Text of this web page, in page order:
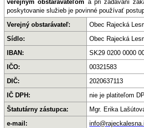
verejným obstarávateľom a pri zadávaní
poskytovanie služieb je povinné používať
Verejný obstarávateľ:
Obec Rajecká
Sídlo:
Obec Rajecká
IBAN:
SK29 0200 0000
IČO:
00321583
DIČ:
2020637113
IČ DPH:
nie je platiteľom
Štatutárny zástupca:
Mgr. Erika
e-mail: